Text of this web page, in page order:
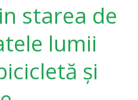
starea de
lumii
și